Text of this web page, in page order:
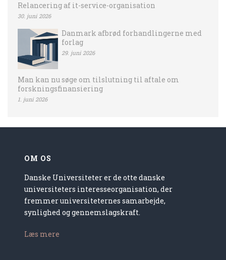
Relancering af it-service-organisation
30. juni 2026
Danmark afbrød forhandlingerne med
forlag
29. juni 2026
Man kan nu søge om tilslutning til aftale om
forskningsfinansiering
1. juni 2026
OM OS
Danske Universiteter er de otte danske
universiteters interesseorganisation, der
fremmer universiteternes samarbejde,
synlighed og gennemslagskraft.
Læs mere